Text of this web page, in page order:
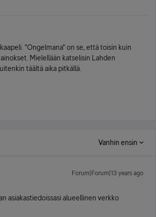
"Ongelmana" on se, että toisin kuin
Mielellään katselisin Lahden
täältä aika pitkällä.
Vanhin ensin
Forum|Forum|13 years ago
asiakastiedoissasi alueellinen verkko